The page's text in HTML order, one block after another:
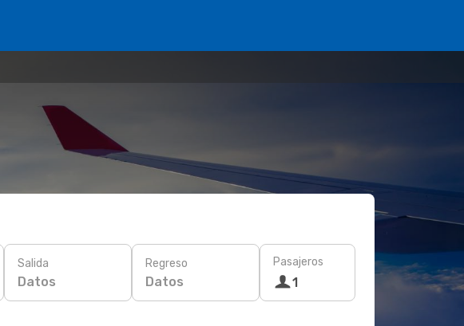
Salida
Datos
Regreso
Datos
Pasajeros
1